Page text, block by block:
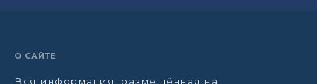
О САЙТЕ
Вся информация, размещённая на